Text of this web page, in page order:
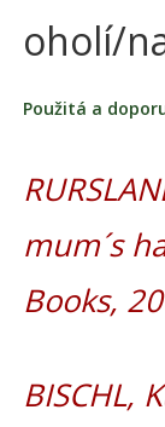
oholí/
Použitá a
mum´s
Books,
BISCHL,